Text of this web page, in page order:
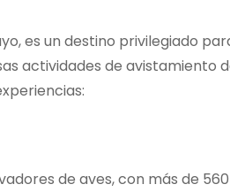
es un destino privilegiado
actividades de avistamiento
de aves, con más de